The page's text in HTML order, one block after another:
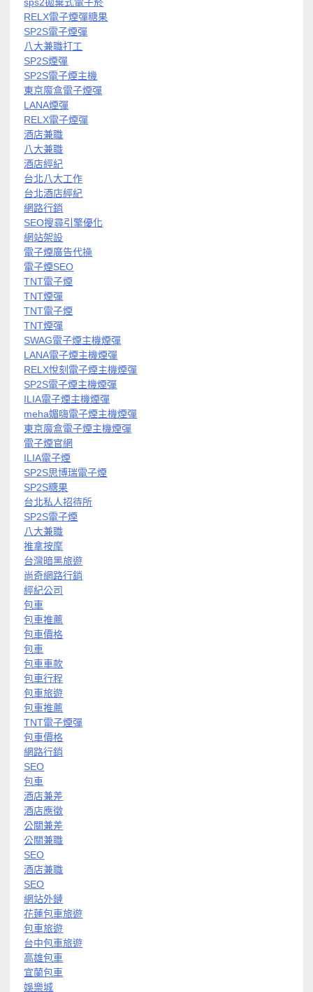
RELX電子煙彈糖果
SP2S電子煙彈
八大兼職打工
SP2S煙彈
SP2S電子煙主機
東京魔盒電子煙彈
LANA煙彈
RELX電子煙彈
酒店兼職
八大兼職
酒店經紀
台北八大工作
台北酒店經紀
網路行銷
SEO搜尋引擎優化
網站架設
電子煙廣告代操
電子煙SEO
TNT電子煙
TNT煙彈
TNT電子煙
TNT煙彈
SWAG電子煙主機煙彈
LANA電子煙主機煙彈
RELX悅刻電子煙主機煙彈
SP2S電子煙主機煙彈
ILIA電子煙主機煙彈
meha媚嗨電子煙主機煙彈
東京魔盒電子煙主機煙彈
電子煙官網
ILIA電子煙
SP2S思博瑞電子煙
SP2S糖果
台北私人招待所
SP2S電子煙
八大兼職
推拿按摩
台灣暗黑旅遊
尚奇網路行銷
經紀公司
包車
包車推薦
包車價格
包車
包車車款
包車行程
包車旅遊
包車推薦
TNT電子煙彈
包車價格
網路行銷
SEO
包車
酒店兼差
酒店應徵
公關兼差
公關兼職
SEO
酒店兼職
SEO
網站外鏈
花蓮包車旅遊
包車旅遊
台中包車旅遊
高雄包車
宜蘭包車
娛樂城